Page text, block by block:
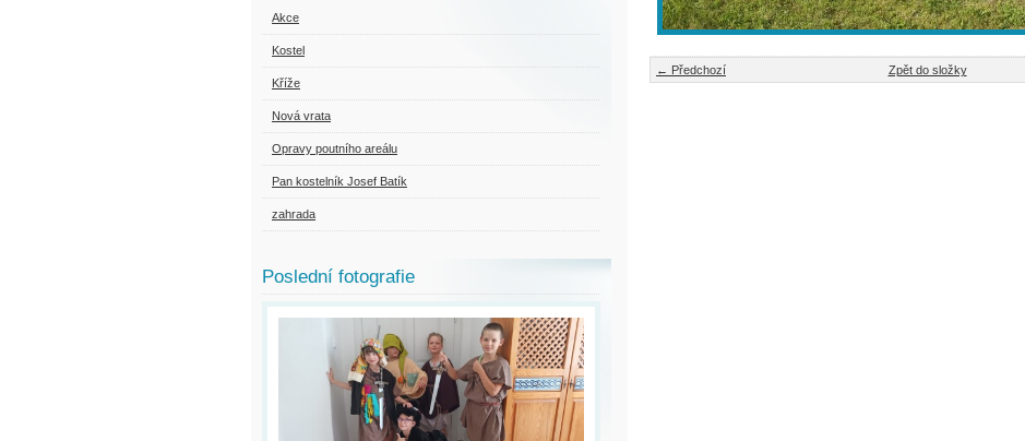
← Předchozí Zpět do složky
Akce
Kostel
Kříže
Nová vrata
Opravy poutního areálu
Pan kostelník Josef Batík
zahrada
Poslední fotografie